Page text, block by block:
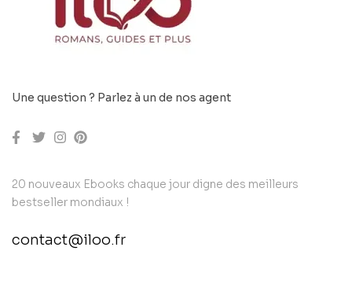
Une question ? Parlez à un de nos agent
20 nouveaux Ebooks chaque jour digne des meilleurs
bestseller mondiaux !
contact@iloo.fr